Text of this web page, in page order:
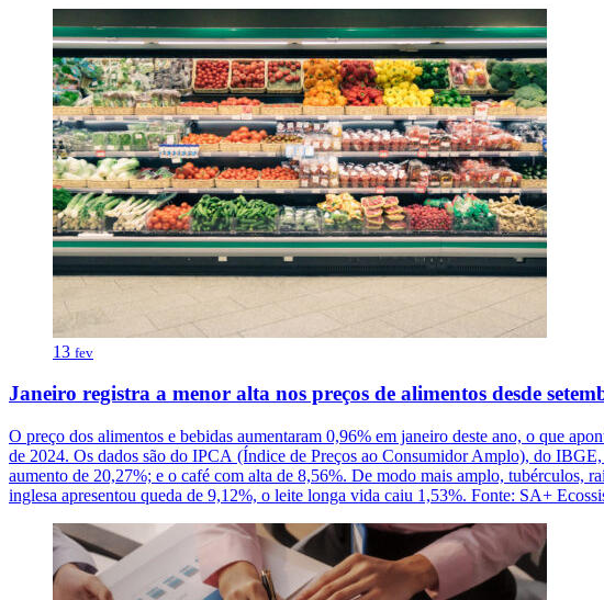
13 fev
Janeiro registra a menor alta nos preços de alimentos desde
O preço dos alimentos e bebidas aumentaram 0,96% em janeiro deste ano, o que
de 2024. Os dados são do IPCA (Índice de Preços ao Consumidor Amplo), do
aumento de 20,27%; e o café com alta de 8,56%. De modo mais amplo, tubérculos,
inglesa apresentou queda de 9,12%, o leite longa vida caiu 1,53%. Fonte: SA+